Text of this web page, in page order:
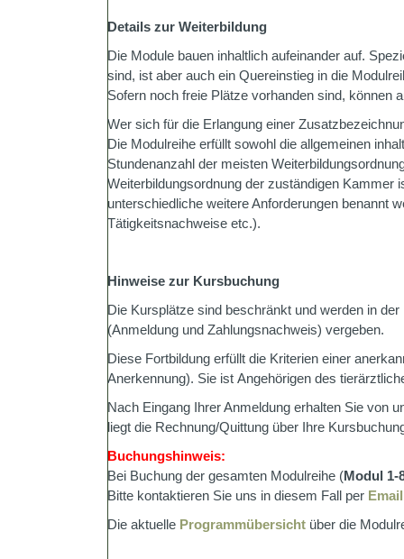
Details zur Weiterbildung
Die Module bauen inhaltlich aufeinander auf.
sind, ist aber auch ein Quereinstieg in die
Sofern noch freie Plätze vorhanden sind, können
Wer sich für die Erlangung einer
Die Modulreihe erfüllt sowohl die allgemeinen
Stundenanzahl der meisten
Weiterbildungsordnung der zuständigen Kammer
unterschiedliche weitere Anforderungen benannt
Tätigkeitsnachweise etc.).
Hinweise zur Kursbuchung
Die Kursplätze sind beschränkt und werden in
(Anmeldung und Zahlungsnachweis) vergeben.
Diese Fortbildung erfüllt die Kriterien einer
Anerkennung). Sie ist Angehörigen des
Nach Eingang Ihrer Anmeldung erhalten Sie von
liegt die Rechnung/Quittung über Ihre
Buchungshinweis:
Bei Buchung der gesamten Modulreihe (Modul 1-
Bitte kontaktieren Sie uns in diesem Fall per
Die aktuelle Programmübersicht über die